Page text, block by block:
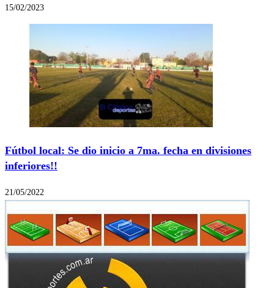
15/02/2023
Fútbol local: Se dio inicio a 7ma. fecha en divisiones
inferiores!!
21/05/2022